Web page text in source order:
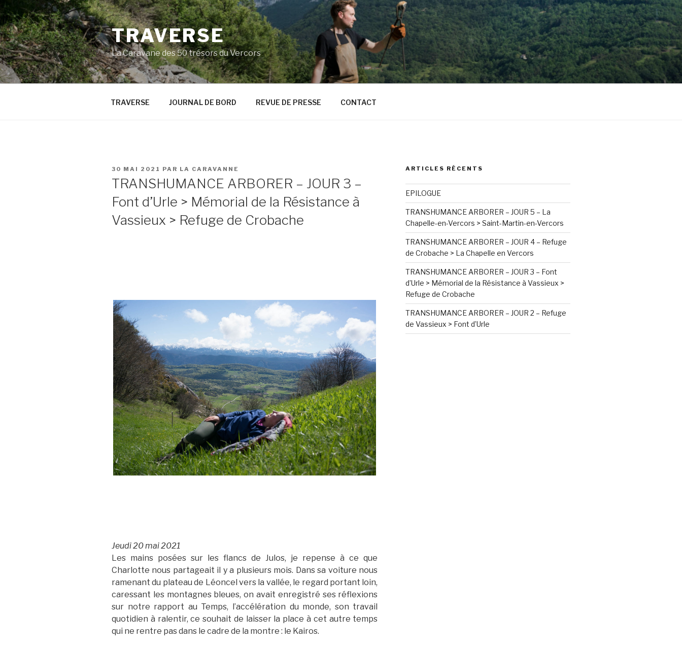
Aller
au
contenu
principal
TRAVERSE
La Caravane des 50 trésors du Vercors
TRAVERSE JOURNAL DE BORD REVUE DE PRESSE CONTACT
PUBLIÉ
LE
30 MAI 2021 PAR LA CARAVANNE
TRANSHUMANCE ARBORER – JOUR 3 –
Font d’Urle > Mémorial de la Résistance à
Vassieux > Refuge de Crobache
Jeudi 20 mai 2021
Les mains posées sur les flancs de Julos, je repense à ce que
Charlotte nous partageait il y a plusieurs mois. Dans sa voiture nous
ramenant du plateau de Léoncel vers la vallée, le regard portant loin,
caressant les montagnes bleues, on avait enregistré ses réflexions
sur notre rapport au Temps, l’accélération du monde, son travail
quotidien à ralentir, ce souhait de laisser la place à cet autre temps
qui ne rentre pas dans le cadre de la montre : le Kairos.
ARTICLES RÉCENTS
EPILOGUE
TRANSHUMANCE ARBORER – JOUR 5 – La
Chapelle-en-Vercors > Saint-Martin-en-Vercors
TRANSHUMANCE ARBORER – JOUR 4 – Refuge
de Crobache > La Chapelle en Vercors
TRANSHUMANCE ARBORER – JOUR 3 – Font
d’Urle > Mémorial de la Résistance à Vassieux >
Refuge de Crobache
TRANSHUMANCE ARBORER – JOUR 2 – Refuge
de Vassieux > Font d’Urle